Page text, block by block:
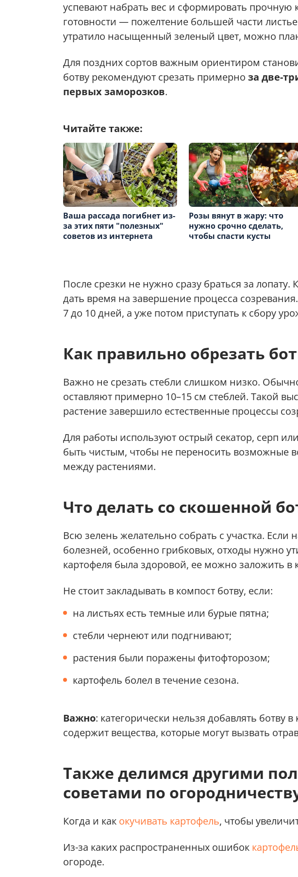
успевают набрать вес и сформировать
готовности — пожелтение большей части
утратило насыщенный зеленый цвет, можно
Для поздних сортов важным ориентиром
ботву рекомендуют срезать примерно за две-
первых заморозков.
Читайте также:
Ваша рассада погибнет из-
за этих пяти "полезных"
советов из интернета
Розы вянут в жару: что
нужно срочно сделать,
чтобы спасти кусты
После срезки не нужно сразу браться за
дать время на завершение процесса
7 до 10 дней, а уже потом приступать к сбору
Как правильно обрезать
Важно не срезать стебли слишком низко.
оставляют примерно 10–15 см стеблей. Такой
растение завершило естественные процессы
Для работы используют острый секатор, серп
быть чистым, чтобы не переносить возможные
между растениями.
Что делать со скошенной
Всю зелень желательно собрать с участка. Если
болезней, особенно грибковых, отходы нужно
картофеля была здоровой, ее можно заложить в
Не стоит закладывать в компост ботву, если:
на листьях есть темные или бурые пятна;
стебли чернеют или подгнивают;
растения были поражены фитофторозом;
картофель болел в течение сезона.
Важно: категорически нельзя добавлять ботву
содержит вещества, которые могут вызвать
Также делимся другими
советами по
Когда и как окучивать картофель, чтобы
Из-за каких распространенных ошибок
огороде.